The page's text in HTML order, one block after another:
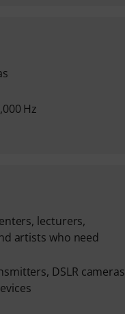
Hz
lecturers,
artists who need
DSLR cameras